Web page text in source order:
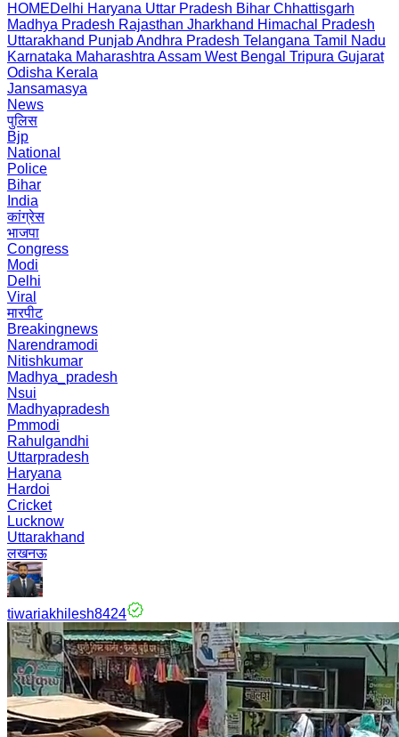
HOMEDelhi Haryana Uttar Pradesh Bihar Chhattisgarh
Madhya Pradesh Rajasthan Jharkhand Himachal Pradesh
Uttarakhand PunjabAndhra Pradesh Telangana Tamil Nadu
Karnataka Maharashtra Assam West Bengal Tripura Gujarat
Odisha Kerala
Jansamasya
News
पुलिस
Bjp
National
Police
Bihar
India
कांग्रेस
भाजपा
Congress
Modi
Delhi
Viral
मारपीट
Breakingnews
Narendramodi
Nitishkumar
Madhya_pradesh
Nsui
Madhyapradesh
Pmmodi
Rahulgandhi
Uttarpradesh
Haryana
Hardoi
Cricket
Lucknow
Uttarakhand
लखनऊ
tiwariakhilesh8424